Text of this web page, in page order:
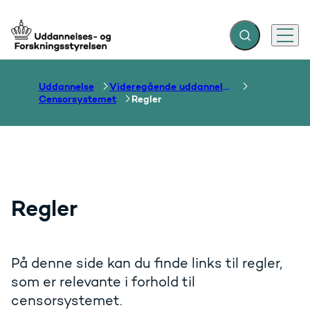
Gå til forsiden Fold søgefelt ud
Menu
Uddannelse
Videregående uddannelser
Censorsystemet
Regler
Regler
På denne side kan du finde links til regler,
som er relevante i forhold til
censorsystemet.